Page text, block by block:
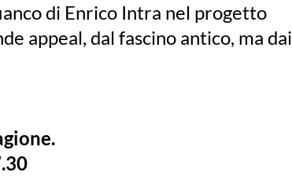
di Enrico Intra nel progetto
appeal, dal fascino antico, ma dai